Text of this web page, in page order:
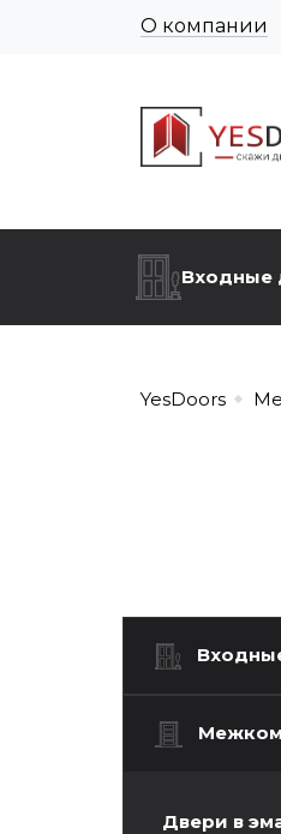
О компании
Входные
YesDoors
Двери в